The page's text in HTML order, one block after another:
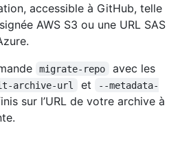
accessible à GitHub, telle
AWS S3 ou une URL SAS
migrate-repo
avec les
archive-url et
--metadata-
sur l’URL de votre archive à